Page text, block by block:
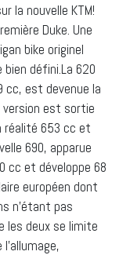
la nouvelle KTM!
Duke. Une
bike originel
défini.La 620
cc, est devenue la
version est sortie
réalité 653 cc et
690, apparue
cc et développe 68
européen dont
n’étant pas
les deux se limite